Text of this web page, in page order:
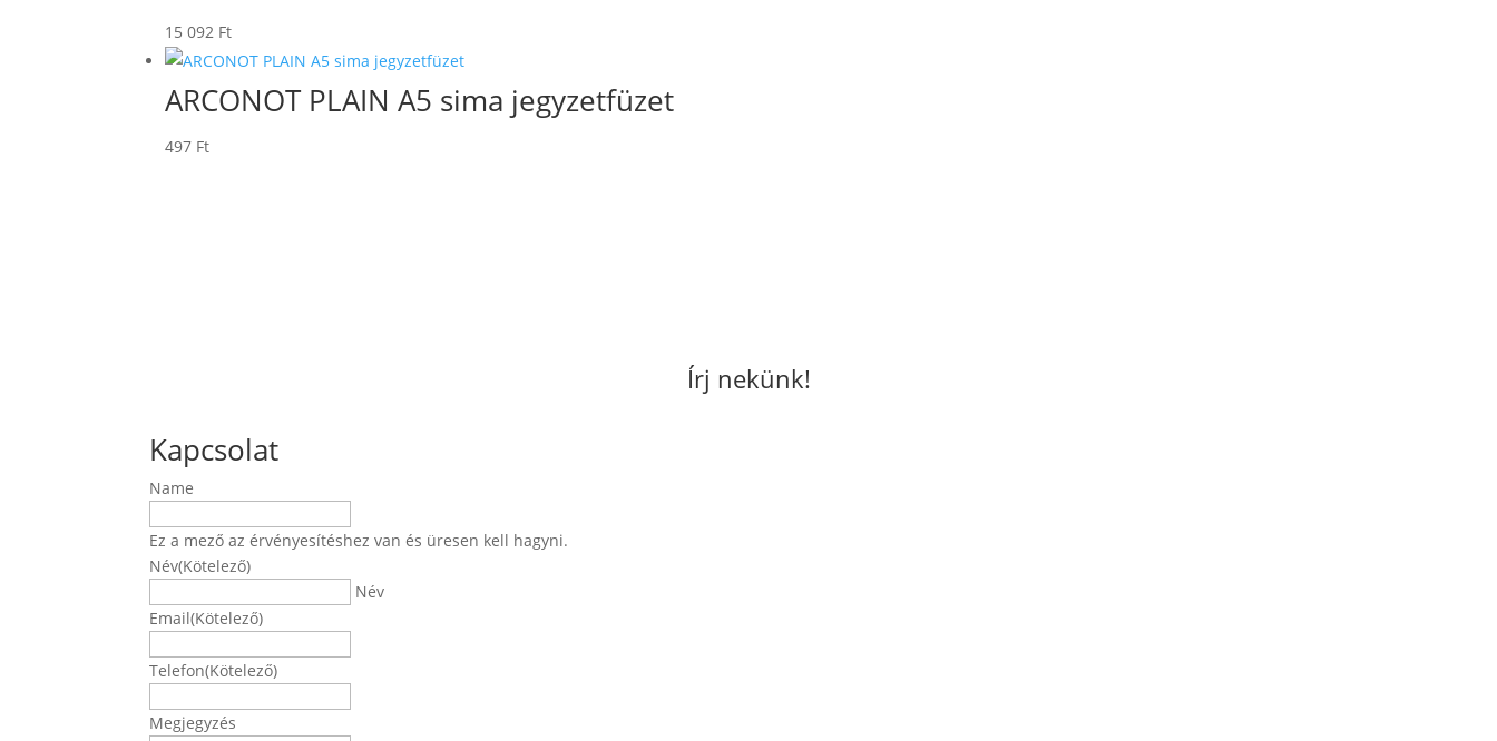
15 092 Ft
ARCONOT PLAIN A5 sima jegyzetfüzet
497 Ft
Írj nekünk!
Kapcsolat
Name
Ez a mező az érvényesítéshez van és üresen kell hagyni.
Név(Kötelező)
Név
Email(Kötelező)
Telefon(Kötelező)
Megjegyzés